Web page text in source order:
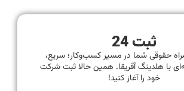
ثبت 24
همراه حقوقی شما در مسیر کسب‌وکار؛ سریع،
با هلدینگ آفریقا. همین حالا ثبت شرکت
خود را آغاز کنید!